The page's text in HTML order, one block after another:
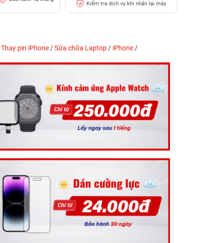
Kiểm tra dịch vụ khi nhận lại máy
Thay pin iPhone /Sửa chữa Laptop / iPhone /